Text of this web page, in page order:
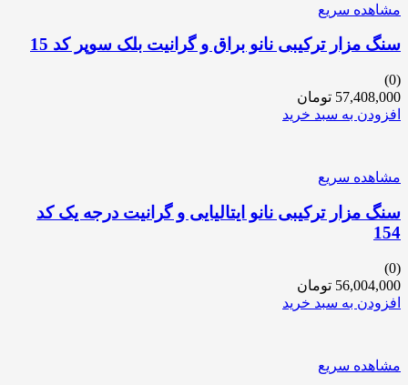
مشاهده سریع
سنگ مزار ترکیبی نانو براق و گرانیت بلک سوپر کد 15
(0)
57,408,000 تومان
افزودن به سبد خرید
مشاهده سریع
سنگ مزار ترکیبی نانو ایتالیایی و گرانیت درجه یک کد
154
(0)
56,004,000 تومان
افزودن به سبد خرید
مشاهده سریع